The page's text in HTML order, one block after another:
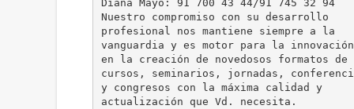
Diana Mayo: 91 700 43 44/91 745 32 94
Nuestro compromiso con su desarrollo
profesional nos mantiene siempre a la
vanguardia y es motor para la innovación
en la creación de novedosos formatos de
cursos, seminarios, jornadas,
y congresos con la máxima calidad y
actualización que Vd. necesita.